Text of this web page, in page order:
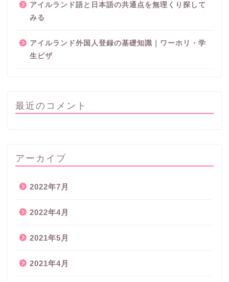
アイルランド語と日本語の共通点を無理くり探して
みる
アイルランド外国人登録の基礎知識｜ワーホリ・学
生ビザ
最近のコメント
アーカイブ
2022年7月
2022年4月
2021年5月
2021年4月